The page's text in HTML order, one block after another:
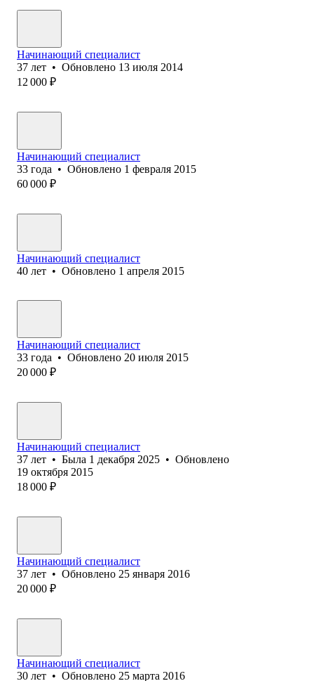
Начинающий специалист
37 лет • Обновлено 13 июля 2014
12 000 ₽
Начинающий специалист
33 года • Обновлено 1 февраля 2015
60 000 ₽
Начинающий специалист
40 лет • Обновлено 1 апреля 2015
Начинающий специалист
33 года • Обновлено 20 июля 2015
20 000 ₽
Начинающий специалист
37 лет • Была 1 декабря 2025 • Обновлено
19 октября 2015
18 000 ₽
Начинающий специалист
37 лет • Обновлено 25 января 2016
20 000 ₽
Начинающий специалист
30 лет • Обновлено 25 марта 2016